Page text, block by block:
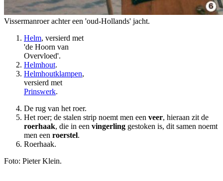
Vissermanroer achter een 'oud-Hollands' jacht.
Helm, versierd met
'de Hoorn van
Overvloed'.
Helmhout.
Helmhoutklampen,
versierd met
Prinswerk.
De rug van het roer.
Het roer; de stalen strip noemt men een veer, hieraan zit de
roerhaak, die in een vingerling gestoken is, dit samen noemt
men een roerstel.
Roerhaak.
Foto: Pieter Klein.